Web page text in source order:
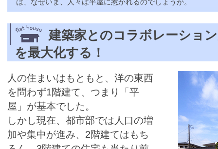
は、なぜいま、人々は平屋に惹かれるのでしょうか。
建築家とのコラボレーショ
を最大化する！
人の住まいはもともと、洋の東西
を問わず1階建て、つまり「平
屋」が基本でした。
しかし現在、都市部では人口の増
加や集中が進み、2階建てはもち